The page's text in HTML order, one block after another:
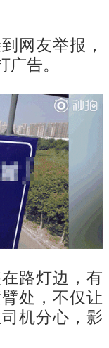
网友举报，
告。
路灯边，有
处，不仅让
机分心，影